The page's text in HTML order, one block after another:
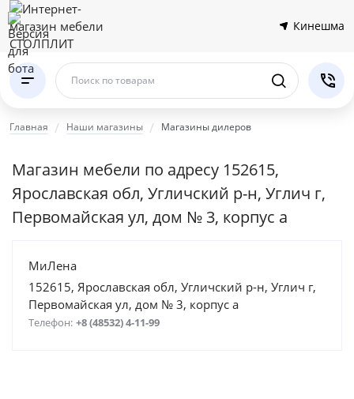
Кинешма
Поиск по товарам
Главная Наши магазины Магазины дилеров
Магазин мебели по адресу 152615,
Ярославская обл, Угличский р-н, Углич г,
Первомайская ул, дом № 3, корпус а
МиЛена
152615, Ярославская обл, Угличский р-н, Углич г,
Первомайская ул, дом № 3, корпус а
Телефон: +8 (48532) 4-11-99